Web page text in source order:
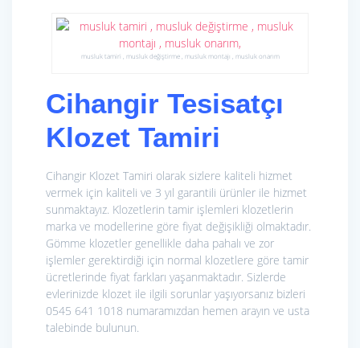
musluk tamiri , musluk değiştirme , musluk montajı , musluk onarım
Cihangir Tesisatçı
Klozet Tamiri
Cihangir Klozet Tamiri olarak sizlere kaliteli hizmet
vermek için kaliteli ve 3 yıl garantili ürünler ile hizmet
sunmaktayız. Klozetlerin tamir işlemleri klozetlerin
marka ve modellerine göre fiyat değişikliği olmaktadır.
Gömme klozetler genellikle daha pahalı ve zor
işlemler gerektirdiği için normal klozetlere göre tamir
ücretlerinde fiyat farkları yaşanmaktadır. Sizlerde
evlerinizde klozet ile ilgili sorunlar yaşıyorsanız bizleri
0545 641 1018 numaramızdan hemen arayın ve usta
talebinde bulunun.